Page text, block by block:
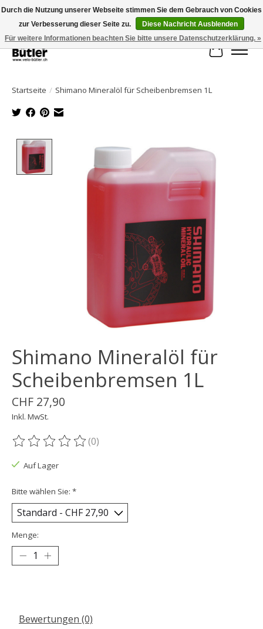
Große Auswahl an Produkten und schneller Versand!
Ihr
Startseite / Shimano Mineralöl für Scheibenbremsen 1L
Product image slideshow Items
Shimano Mineralöl für
Scheibenbremsen 1L
CHF 27,90
Inkl. MwSt.
Die Bewertung dieses Produkts ist
(0)
Auf Lager
Bitte wählen Sie: *
Menge:
Bewertungen (0)
Durch die Nutzung unserer Webseite stimmen Sie dem Gebrauch von Cookies
zur Verbesserung dieser Seite zu.
Diese Nachricht Ausblenden
Für weitere Informationen beachten Sie bitte unsere Datenschutzerklärung. »